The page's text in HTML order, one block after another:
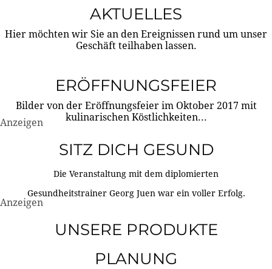
AKTUELLES
Hier möchten wir Sie an den Ereignissen rund um unser
Geschäft teilhaben lassen.
ERÖFFNUNGSFEIER
Bilder von der Eröffnungsfeier im Oktober 2017 mit
kulinarischen Köstlichkeiten...
Anzeigen
SITZ DICH GESUND
Die Veranstaltung mit dem diplomierten
Gesundheitstrainer Georg Juen war ein voller Erfolg.
Anzeigen
UNSERE PRODUKTE
PLANUNG